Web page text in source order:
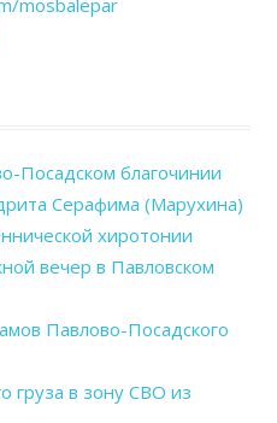
mosbalepar
Посадском благочинии
Серафима (Марухина)
хиротонии
вечер в Павловском
Павлово-Посадского
груза в зону СВО из